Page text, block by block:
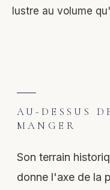
lustre au volume
AU-DESSUS
MANGER
Son terrain
donne l'axe de la